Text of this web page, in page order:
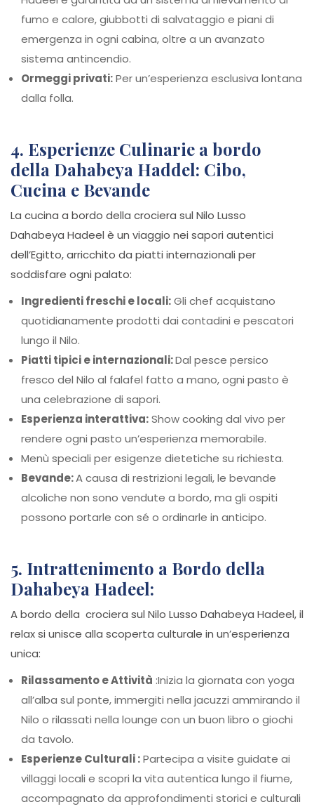
fumo e calore, giubbotti di salvataggio e piani di
emergenza in ogni cabina, oltre a un avanzato
sistema antincendio.
Ormeggi privati:Per un’esperienza esclusiva lontana
dalla folla.
4. Esperienze Culinarie a bordo
della Dahabeya Haddel: Cibo,
Cucina e Bevande
La cucina a bordo della crociera sul Nilo Lusso
Dahabeya Hadeel è un viaggio nei sapori autentici
dell’Egitto, arricchito da piatti internazionali per
soddisfare ogni palato:
Ingredienti freschi e locali:Gli chef acquistano
quotidianamente prodotti dai contadini e pescatori
lungo il Nilo.
Piatti tipici e internazionali:Dal pesce persico
fresco del Nilo al falafel fatto a mano, ogni pasto è
una celebrazione di sapori.
Esperienza interattiva:Show cooking dal vivo per
rendere ogni pasto un’esperienza memorabile.
Menù speciali per esigenze dietetiche su richiesta.
Bevande:A causa di restrizioni legali, le bevande
alcoliche non sono vendute a bordo, ma gli ospiti
possono portarle con sé o ordinarle in anticipo.
5. Intrattenimento a Bordo della
Dahabeya Hadeel:
A bordo della crociera sul Nilo Lusso Dahabeya Hadeel, il
relax si unisce alla scoperta culturale in un’esperienza
unica:
Rilassamento e Attività :Inizia la giornata con yoga
all’alba sul ponte, immergiti nella jacuzzi ammirando il
Nilo o rilassati nella lounge con un buon libro o giochi
da tavolo.
Esperienze Culturali :Partecipa a visite guidate ai
villaggi locali e scopri la vita autentica lungo il fiume,
accompagnato da approfondimenti storici e culturali